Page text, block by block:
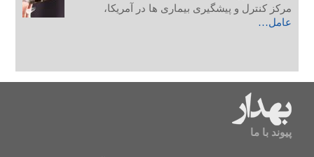
مرکز کنترل و پیشگیری بیماری ها در آمریکا،
عامل…
پیوند با ما